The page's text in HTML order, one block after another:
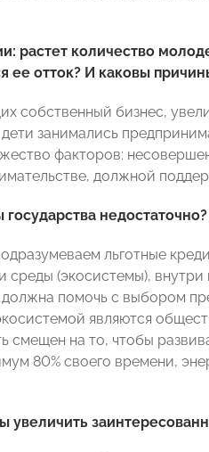
растет количество
ее отток? И каковы
собственный бизнес,
занимались
факторов:
должной
недостаточно?
льготные
среды (экосистемы),
помочь с выбором
являются
смещен на то, чтобы
80% своего времени,